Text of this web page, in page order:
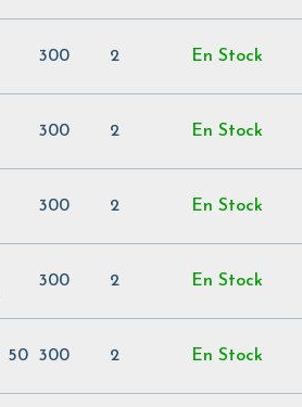
300 2 En Stock
300 2 En Stock
300 2 En Stock
300 2 En Stock
50 300 2 En Stock